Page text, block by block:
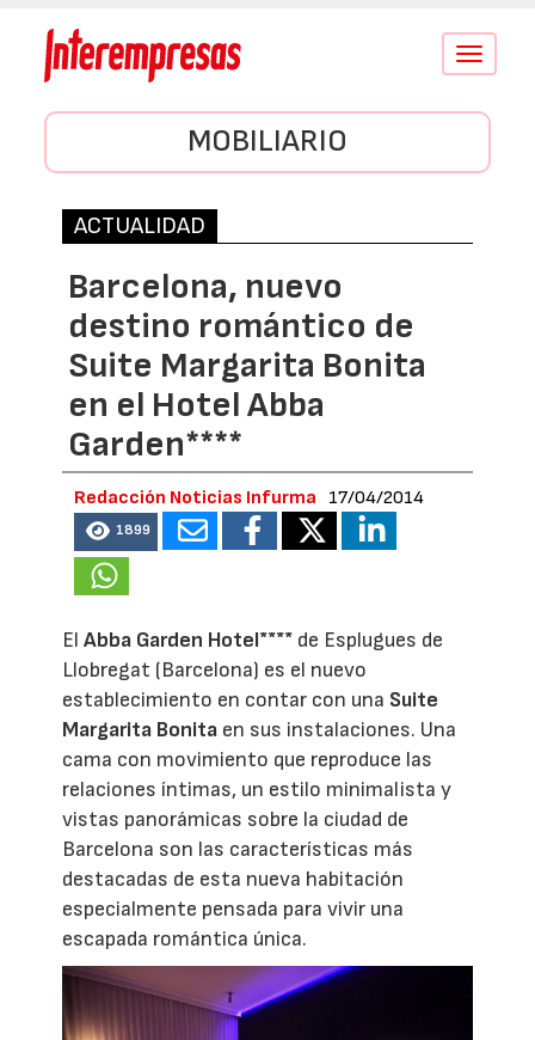
Conmutar
MOBILIARIO
ACTUALIDAD
Barcelona, nuevo
destino romántico de
Suite Margarita Bonita
en el Hotel Abba
Garden****
Redacción Noticias Infurma 17/04/2014
1899
ElAbba Garden Hotel**** de Esplugues de
Llobregat (Barcelona) es el nuevo
establecimiento en contar con una Suite
Margarita Bonita en sus instalaciones. Una
cama con movimiento que reproduce las
relaciones íntimas, un estilo minimalista y
vistas panorámicas sobre la ciudad de
Barcelona son las características más
destacadas de esta nueva habitación
especialmente pensada para vivir una
escapada romántica única.